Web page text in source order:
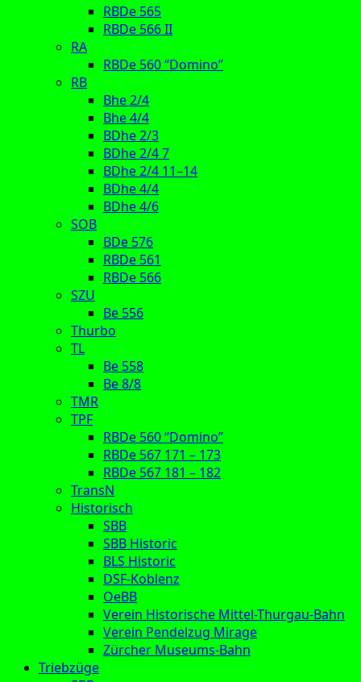
RBDe 565
RBDe 566 II
RA
RBDe 560 “Domino”
RB
Bhe 2/4
Bhe 4/4
BDhe 2/3
BDhe 2/4 7
BDhe 2/4 11–14
BDhe 4/4
BDhe 4/6
SOB
BDe 576
RBDe 561
RBDe 566
SZU
Be 556
Thurbo
TL
Be 558
Be 8/8
TMR
TPF
RBDe 560 “Domino”
RBDe 567 171 – 173
RBDe 567 181 – 182
TransN
Historisch
SBB
SBB Historic
BLS Historic
DSF-Koblenz
OeBB
Verein Historische Mittel-Thurgau-Bahn
Verein Pendelzug Mirage
Zürcher Museums-Bahn
Triebzüge